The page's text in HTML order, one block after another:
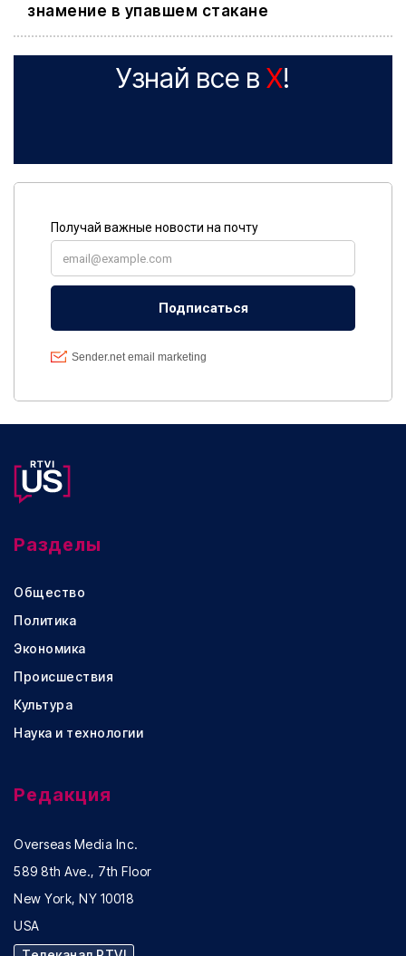
знамение в упавшем стакане
Узнай все в X!
Разделы
Общество
Политика
Экономика
Происшествия
Культура
Наука и технологии
Редакция
Overseas Media Inc.
589 8th Ave., 7th Floor
New York, NY 10018
USA